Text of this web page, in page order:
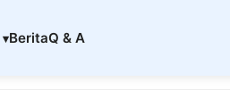
BeritaQ & A